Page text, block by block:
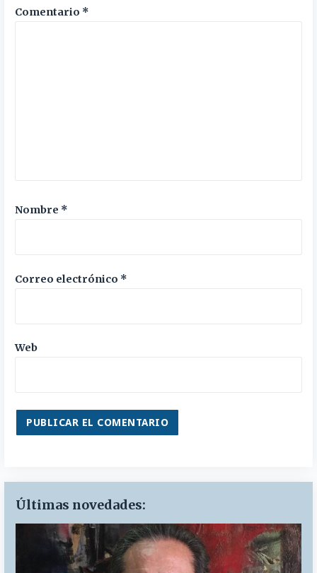
Comentario *
Nombre *
Correo electrónico *
Web
Últimas novedades: